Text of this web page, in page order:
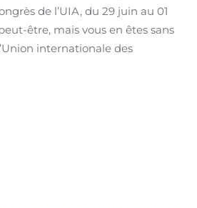
de l’UIA, du 29 juin au 01
être, mais vous en êtes sans
internationale des